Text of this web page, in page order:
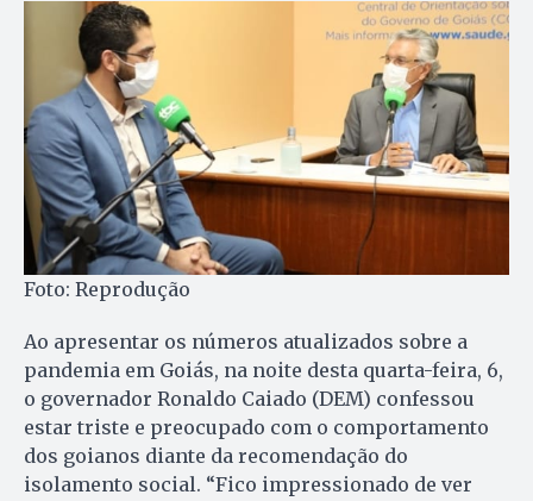
Foto: Reprodução
Ao apresentar os números atualizados sobre a
pandemia em Goiás, na noite desta quarta-feira, 6,
o governador Ronaldo Caiado (DEM) confessou
estar triste e preocupado com o comportamento
dos goianos diante da recomendação do
isolamento social. “Fico impressionado de ver